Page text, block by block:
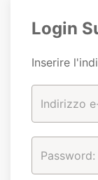
Login
Inserire